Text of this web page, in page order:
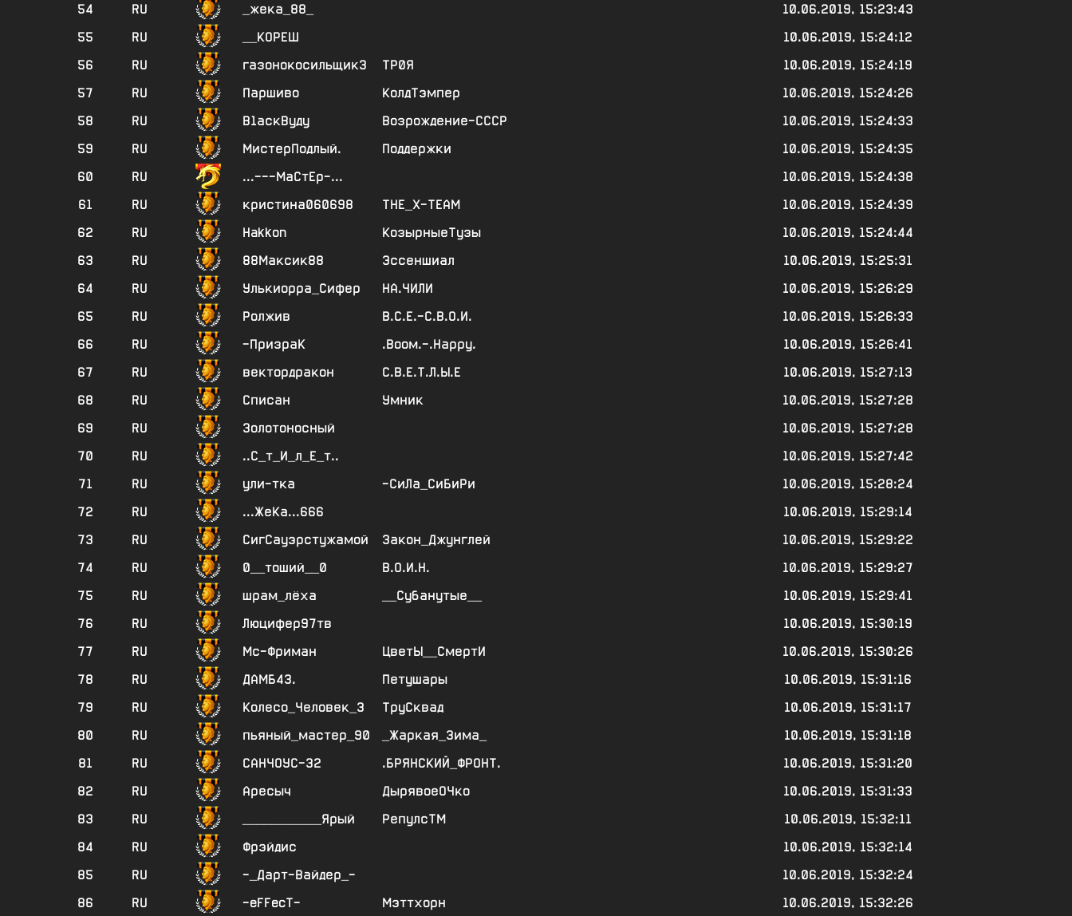
54
RU _жека_88_
10.06.2019, 15:23:43
55
RU __КОРЕШ
10.06.2019, 15:24:12
56
RU газонокосильщик3 ТР0Я
10.06.2019, 15:24:19
57
RU Паршиво КолдТэмпер
10.06.2019, 15:24:26
58
RU В1аскВуду Возрождение-СССР
10.06.2019, 15:24:33
59
RU МистерПодлый. Поддержки
10.06.2019, 15:24:35
60
RU ...---МаСтЕр-...
10.06.2019, 15:24:38
61
RU кристина060698 ТНЕ_Х-ТЕАМ
10.06.2019, 15:24:39
62
RU Hakkon КозырныеТузы
10.06.2019, 15:24:44
63
RU 88Максик88 Эссеншиал
10.06.2019, 15:25:31
64
RU Улькиорра_Сифер НА.ЧИЛИ
10.06.2019, 15:26:29
65
RU Ролжив В.С.Е.-С.В.О.И.
10.06.2019, 15:26:33
66
RU -ПризраК .Воом.-.Нарру.
10.06.2019, 15:26:41
67
RU вектордракон С.В.Е.Т.Л.Ы.Е
10.06.2019, 15:27:13
68
RU Списан Умник
10.06.2019, 15:27:28
69
RU Золотоносный
10.06.2019, 15:27:28
70
RU ..С_т_И_л_Е_т..
10.06.2019, 15:27:42
71
RU ули-тка -СиЛа_СиБиРи
10.06.2019, 15:28:24
72
RU ...ЖеКа...666
10.06.2019, 15:29:14
73
RU СигСауэрстужамой Закон_Джунглей
10.06.2019, 15:29:22
74
RU 0__тоший__0 В.О.И.Н.
10.06.2019, 15:29:27
75
RU шрам_лёха __Субанутые__
10.06.2019, 15:29:41
76
RU Люцифер97тв
10.06.2019, 15:30:19
77
RU Мс-Фриман ЦветЫ__СмертИ
10.06.2019, 15:30:26
78
RU ДАМБ4З. Петушары
10.06.2019, 15:31:16
79
RU Колесо_Человек_3 ТруСквад
10.06.2019, 15:31:17
80
RU пьяный_мастер_90 _Жаркая_Зима_
10.06.2019, 15:31:18
81
RU САНЧОУС-32 .БРЯНСКИЙ_ФРОНТ.
10.06.2019, 15:31:20
82
RU Аресыч ДырявоеОЧко
10.06.2019, 15:31:33
83
RU ___________Ярый РепулсТМ
10.06.2019, 15:32:11
84
RU Фрэйдис
10.06.2019, 15:32:14
85
RU -_Дарт-Вайдер_-
10.06.2019, 15:32:24
86
RU -eFFecT- Мэттхорн 10.06.2019, 15:32:26